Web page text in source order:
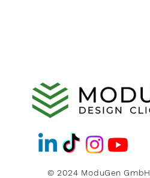
© 2024 ModuGen GmbH